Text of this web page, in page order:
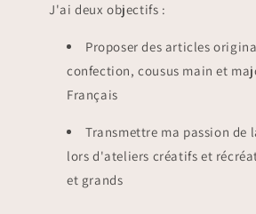
J'ai deux objectifs :
Proposer des articles
confection, cousus main et
Français
Transmettre ma passion de
lors d'ateliers créatifs et
et grands